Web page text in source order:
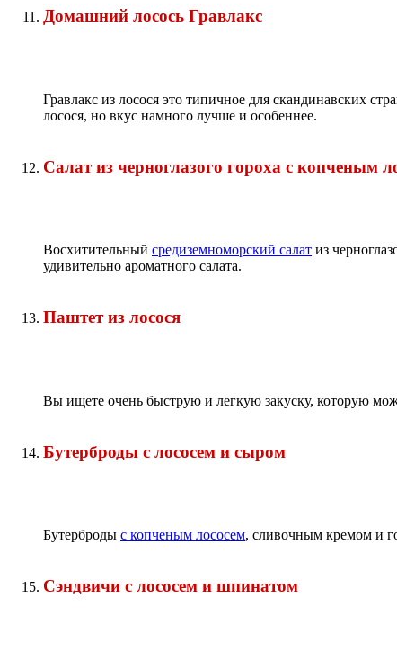
Домашний лосось Гравлакс
Гравлакс из лосося это типичное для скандинавских
лосося, но вкус намного лучше и особеннее.
Салат из черноглазого гороха с копченым
Восхитительный средиземноморский салат из
удивительно ароматного салата.
Паштет из лосося
Вы ищете очень быструю и легкую закуску, которую
Бутерброды с лососем и сыром
Бутерброды с копченым лососем, сливочным кремом и
Сэндвичи с лососем и шпинатом